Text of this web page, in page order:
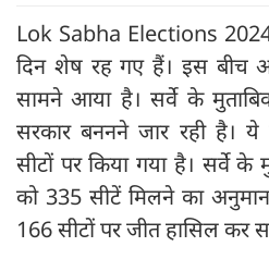
Lok Sabha Elections
दिन शेष रह गए हैं। इस बीच
सामने आया है। सर्वे के
सरकार बननने जार रही है।
सीटों पर किया गया है। सर्वे
को 335 सीटें मिलने का
166 सीटों पर जीत हासिल कर